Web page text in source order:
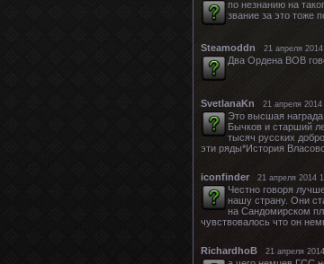
по незнанию на
звание за это тоже
Steamoddn 21 апреля
Два Ордена ВОВ
SvetlanaKn 21 апреля
Это высшая
Бычков и старший
тысяч русских
эти ряды*История
iconfinder 21 апреля 2014
Честно говоря
нашу страну. Они
на Сандомирском
чувствовалось что он
RichardhoB 21 апреля